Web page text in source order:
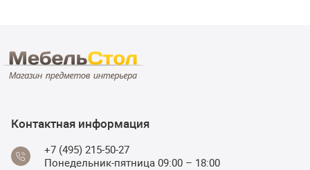
Контактная информация
+7 (495) 215-50-27
Понедельник-пятница 09:00 – 18:00